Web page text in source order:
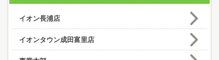
イオン長浦店
イオンタウン成田富里店